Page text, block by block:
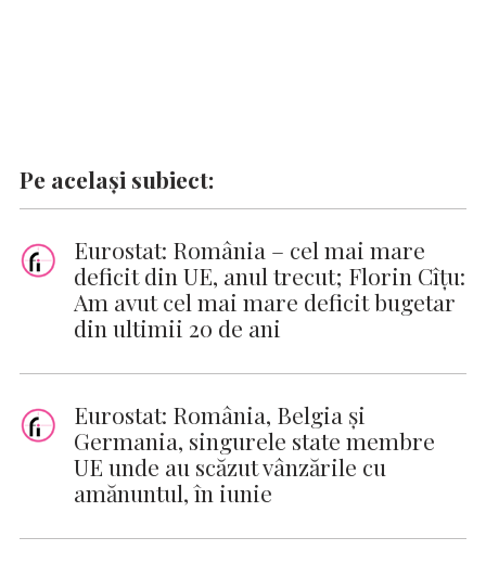
Pe același subiect:
Eurostat: România – cel mai mare
deficit din UE, anul trecut; Florin Cîțu:
Am avut cel mai mare deficit bugetar
din ultimii 20 de ani
Eurostat: România, Belgia şi
Germania, singurele state membre
UE unde au scăzut vânzările cu
amănuntul, în iunie